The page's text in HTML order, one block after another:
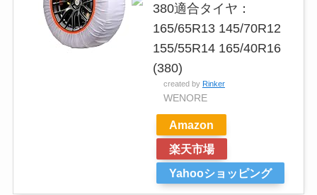
380適合タイヤ：
165/65R13 145/70R12
155/55R14 165/40R16
(380)
created by Rinker
WENORE
Amazon
楽天市場
Yahooショッピング